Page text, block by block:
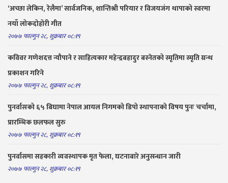
‘अच्छा लेकिन, रेलैमा’ सार्वजनिक, शान्तिश्री परियार र विजयजंग थापाको स्वरमा
नयाँ लोकदोहोरी गीत
२०७७ फाल्गुन २८, शुक्रबार ०८:१९
कविवर गणेशदत्त न्यौपाने र साहित्यकार महेन्द्रबहादुर बस्नेतको स्मृतिमा स्मृति ग्रन्थ
प्रकाशन गरिने
२०७७ फाल्गुन २८, शुक्रबार ०८:१९
पुनर्वासको ६५ बिघामा नेपाल आयल निगमको डिपो स्थापनाको विषय पुनः चर्चामा,
प्रारम्भिक छलफल सुरु
२०७७ फाल्गुन २८, शुक्रबार ०८:१९
पुनर्वासमा सहकारी व्यवस्थापक मृत फेला, घटनाबारे अनुसन्धान जारी
२०७७ फाल्गुन २८, शुक्रबार ०८:१९